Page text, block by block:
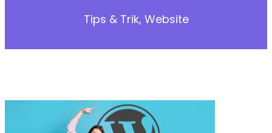
Tips & Trik, Website